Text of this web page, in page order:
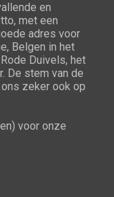
en
met een
adres voor
Belgen in het
Duivels, het
De stem van de
zeker ook op
voor onze